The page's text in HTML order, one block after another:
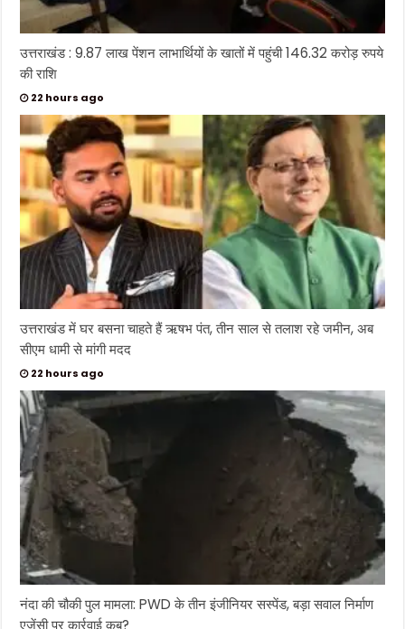
उत्तराखंड : 9.87 लाख पेंशन लाभार्थियों के खातों में पहुंची 146.32 करोड़ रुपये
की राशि
22 hours ago
उत्तराखंड में घर बसना चाहते हैं ऋषभ पंत, तीन साल से तलाश रहे जमीन, अब
सीएम धामी से मांगी मदद
22 hours ago
नंदा की चौकी पुल मामला: PWD के तीन इंजीनियर सस्पेंड, बड़ा सवाल निर्माण
एजेंसी पर कार्रवाई कब?